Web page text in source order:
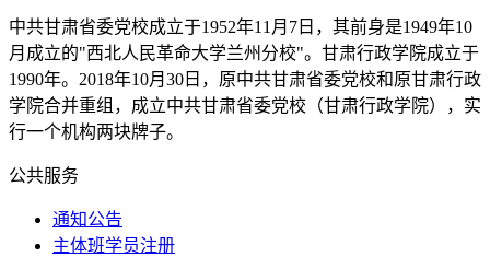
中共甘肃省委党校成立于1952年11月 7 日，其前身是1949年10
月成立的"西北人民革命大学兰州分校"。甘肃行政学院成立于
1990年。 2018年10月 30 日，原中共甘肃省委党校和原甘肃行政
学院合并重组，成立中共甘肃省委党校（甘肃行政学院），实
行一个机构两块牌子。
公共服务
通知公告
主体班学员注册